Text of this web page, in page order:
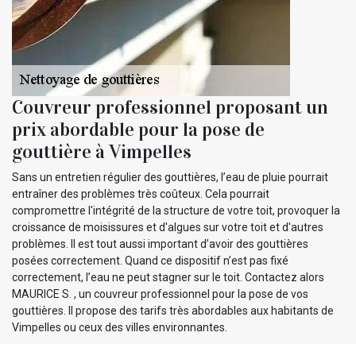
Couvreur professionnel proposant un
prix abordable pour la pose de
gouttière à Vimpelles
Sans un entretien régulier des gouttières, l’eau de pluie pourrait
entraîner des problèmes très coûteux. Cela pourrait
compromettre l'intégrité de la structure de votre toit, provoquer la
croissance de moisissures et d'algues sur votre toit et d'autres
problèmes. Il est tout aussi important d’avoir des gouttières
posées correctement. Quand ce dispositif n’est pas fixé
correctement, l’eau ne peut stagner sur le toit. Contactez alors
MAURICE S. , un couvreur professionnel pour la pose de vos
gouttières. Il propose des tarifs très abordables aux habitants de
Vimpelles ou ceux des villes environnantes.